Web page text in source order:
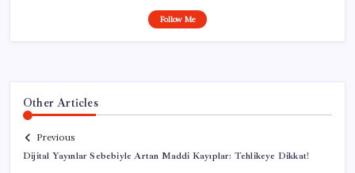
Follow Me
Other Articles
Previous
Dijital Yayınlar Sebebiyle Artan Maddi Kayıplar: Tehlikeye Dikkat!